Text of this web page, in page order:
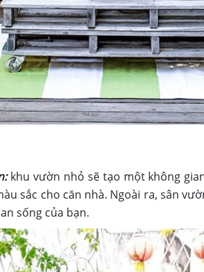
khu vườn nhỏ sẽ tạo một không
sắc cho căn nhà. Ngoài ra, sân
sống của bạn.